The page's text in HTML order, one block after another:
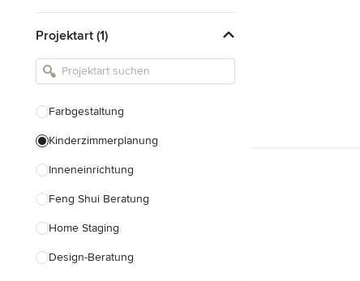
Landschaftsarchitekten
Armaturen & Sanitärbedarf
Einbauschränke
Projektart (1)
Farbgestaltung
Kinderzimmerplanung
Inneneinrichtung
Feng Shui Beratung
Home Staging
Design-Beratung